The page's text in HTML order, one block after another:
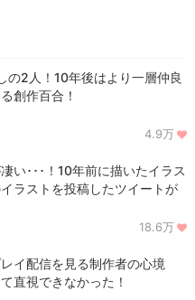
の2人！10年後はより一層仲良
創作百合！
4.9万
い･･･！10年前に描いたイラス
イラストを投稿したツイートが
18.6万
イ配信を見る制作者の心境
直視できなかった！